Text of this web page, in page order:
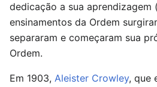
dedicação a sua
ensinamentos da Ordem
separaram e começaram sua
Ordem.
Em 1903, Aleister Crowley, que